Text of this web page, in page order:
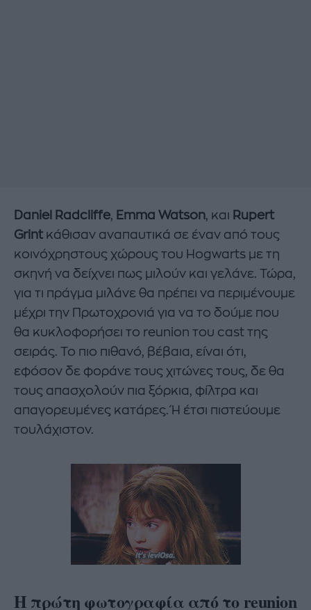
Daniel Radcliffe, Emma Watson, και Rupert
Grint κάθισαν αναπαυτικά σε έναν από τους
κοινόχρηστους χώρους του Hogwarts με τη
σκηνή να δείχνει πως μιλούν και γελάνε. Τώρα,
για τι πράγμα μιλάνε θα πρέπει να περιμένουμε
μέχρι την Πρωτοχρονιά για να το δούμε που
θα κυκλοφορήσει το reunion του cast της
σειράς. Το πιο πιθανό, βέβαια, είναι ότι,
εφόσον δε φοράνε τους χιτώνες τους, δε θα
τους απασχολούν πια ξόρκια, φίλτρα και
απαγορευμένες κατάρες. Ή έτσι πιστεύουμε
τουλάχιστον.
Η πρώτη φωτογραφία από το reunion